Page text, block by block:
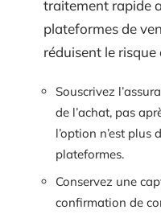
traitement rapide
plateformes de
réduisent le risque
Souscrivez
de l’achat, pas
l’option n’est
plateformes.
Conservez une
confirmation de